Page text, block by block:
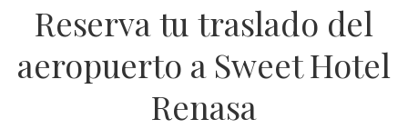
Reserva tu traslado del
aeropuerto a Sweet Hotel
Renasa